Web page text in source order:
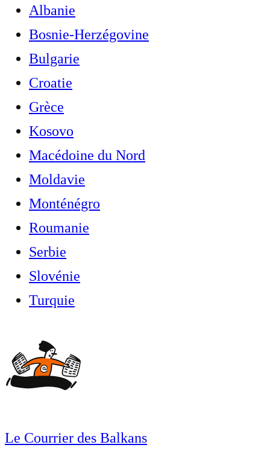
Albanie
Bosnie-Herzégovine
Bulgarie
Croatie
Grèce
Kosovo
Macédoine du Nord
Moldavie
Monténégro
Roumanie
Serbie
Slovénie
Turquie
Le Courrier des Balkans